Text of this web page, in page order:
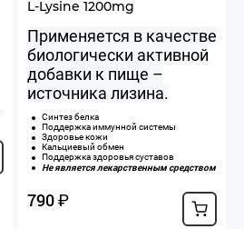
L-Lysine 1200mg
Применяется в качестве
биологически активной
добавки к пище –
источника лизина.
Синтез белка
Поддержка иммунной системы
Здоровье кожи
Кальциевый обмен
Поддержка здоровья суставов
Не является лекарственным средством
790₽